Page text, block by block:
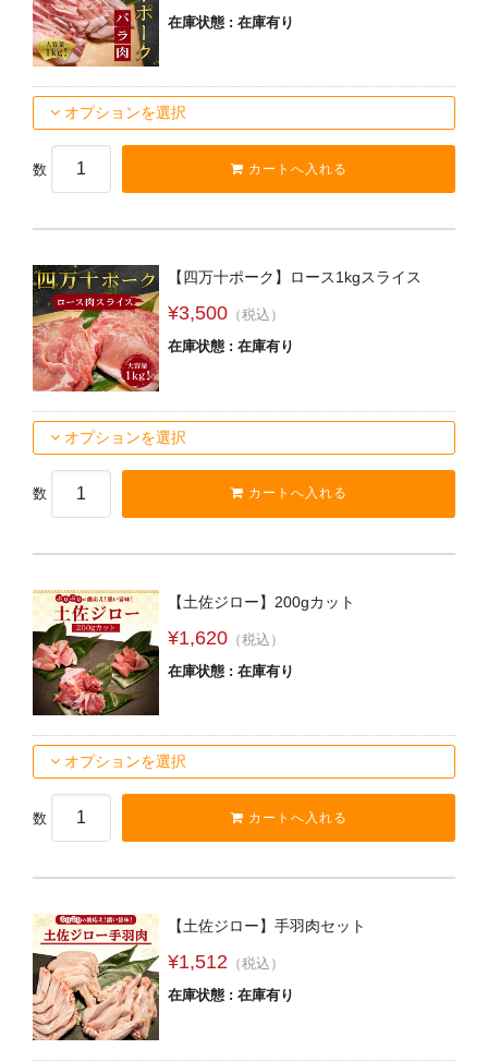
在庫状態 : 在庫有り
オプションを選択
数
【四万十ポーク】ロース1kgスライス
¥3,500（税込）
在庫状態 : 在庫有り
オプションを選択
数
【土佐ジロー】200gカット
¥1,620（税込）
在庫状態 : 在庫有り
オプションを選択
数
【土佐ジロー】手羽肉セット
¥1,512（税込）
在庫状態 : 在庫有り